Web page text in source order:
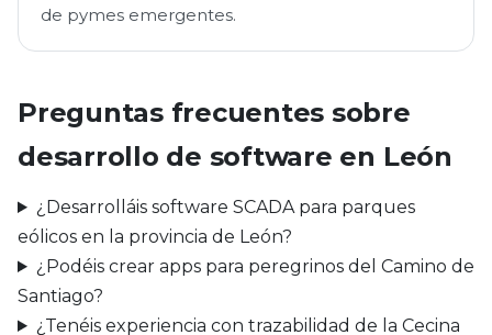
de pymes emergentes.
Preguntas frecuentes sobre
desarrollo de software en León
¿Desarrolláis software SCADA para parques
eólicos en la provincia de León?
¿Podéis crear apps para peregrinos del Camino de
Santiago?
¿Tenéis experiencia con trazabilidad de la Cecina